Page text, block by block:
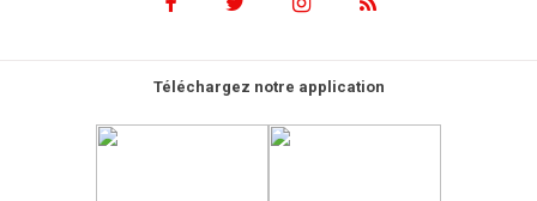
Téléchargez notre application